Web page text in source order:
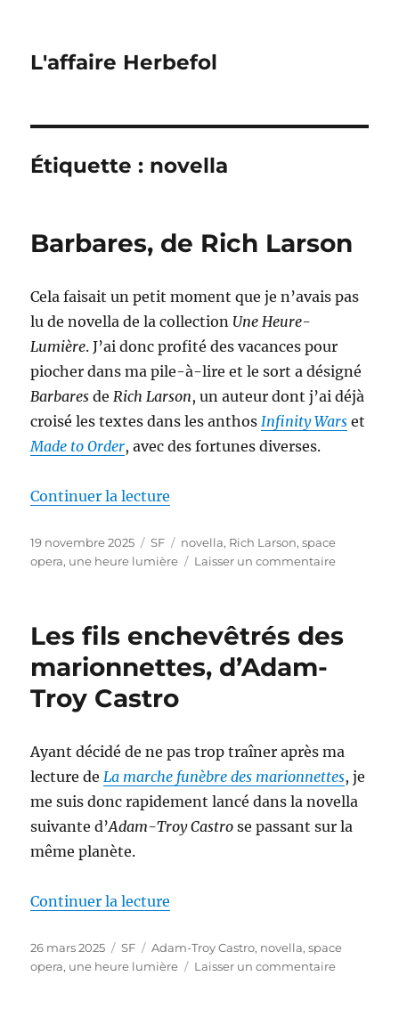
L'affaire Herbefol
Étiquette : novella
Barbares, de Rich Larson
Cela faisait un petit moment que je n’avais pas
lu de novella de la collection Une Heure-
Lumière. J’ai donc profité des vacances pour
piocher dans ma pile-à-lire et le sort a désigné
Barbares deRich Larson, un auteur dont j’ai déjà
croisé les textes dans les anthosInfinity Wars et
Made to Order, avec des fortunes diverses.
Continuer la lecture
Publié
le
19 novembre 2025 Catégories
SF Étiquettes
novella, Rich Larson,space
opera, une heure lumière Laisser un commentairesur
Larson
Les fils enchevêtrés des
marionnettes, d’Adam-
Troy Castro
Ayant décidé de ne pas trop traîner après ma
lecture deLa marche funèbre des marionnettes, je
me suis donc rapidement lancé dans la novella
suivante d’Adam-Troy Castro se passant sur la
même planète.
Continuer la lecture
Publié
le
26 mars 2025 Catégories
SF Étiquettes
Adam-Troy Castro, novella,space
opera, une heure lumière Laisser un commentairesur